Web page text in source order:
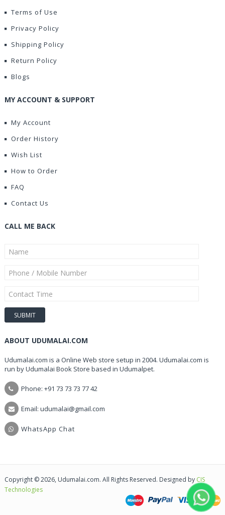
Terms of Use
Privacy Policy
Shipping Policy
Return Policy
Blogs
MY ACCOUNT & SUPPORT
My Account
Order History
Wish List
How to Order
FAQ
Contact Us
CALL ME BACK
ABOUT UDUMALAI.COM
Udumalai.com is a Online Web store setup in 2004. Udumalai.com is
run by Udumalai Book Store based in Udumalpet.
Phone: +91 73 73 73 77 42
Email: udumalai@gmail.com
WhatsApp Chat
Copyright © 2026, Udumalai.com. All Rights Reserved. Designed by CIS
Technologies